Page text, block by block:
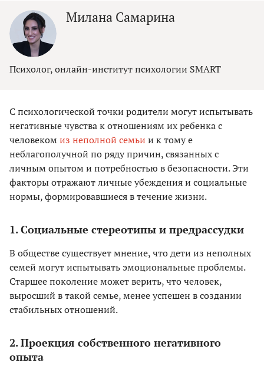
Милана Самарина
Психолог, онлайн-институт психологии SMART
С психологической точки родители могут испытывать
негативные чувства к отношениям их ребенка с
человекомиз неполной семьи и к тому е
неблагополучной по ряду причин, связанных с
личным опытом и потребностью в безопасности. Эти
факторы отражают личные убеждения и социальные
нормы, формировавшиеся в течение жизни.
1. Социальные стереотипы и предрассудки
В обществе существует мнение, что дети из неполных
семей могут испытывать эмоциональные проблемы.
Старшее поколение может верить, что человек,
выросший в такой семье, менее успешен в создании
стабильных отношений.
2. Проекция собственного негативного
опыта